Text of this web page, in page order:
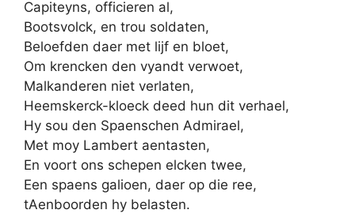
Capiteyns, officieren al,
Bootsvolck, en trou soldaten,
Beloefden daer met lijf en bloet,
Om krencken den vyandt verwoet,
Malkanderen niet verlaten,
Heemskerck-kloeck deed hun dit verhael,
Hy sou den Spaenschen Admirael,
Met moy Lambert aentasten,
En voort ons schepen elcken twee,
Een spaens galioen, daer op die ree,
tAenboorden hy belasten.